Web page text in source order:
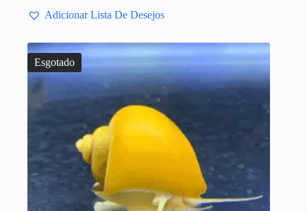
Adicionar Lista De Desejos
Esgotado